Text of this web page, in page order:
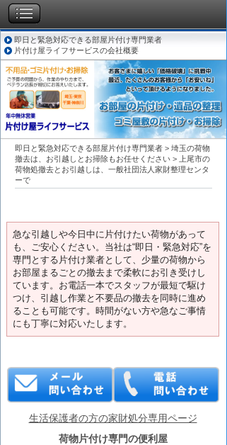
即日と緊急対応できる部屋片付け専門業者
片付け屋ライフサービスの会社概要
即日と緊急対応できる部屋片付け専門業者 > 埼玉の荷物
撤去は、お引越しとお掃除もお任せください >
上尾市の
荷物処撤去とお引越しは、一般社団法人家財整理センタ
ーで
急な引越しや今日中に片付けたい荷物があって
も、ご安心ください。当社は“即日・緊急対応”を
専門とする片付け業者として、少量の荷物から
お部屋まるごとの撤去まで柔軟にお引き受けし
ています。お電話一本でスタッフが最短で駆け
つけ、引越し作業と不要品の撤去を同時に進め
ることも可能です。時間がない方や急なご事情
にも丁寧に対応いたします。
生活保護者の方の家財処分専用ページ
荷物片付け専門の便利屋